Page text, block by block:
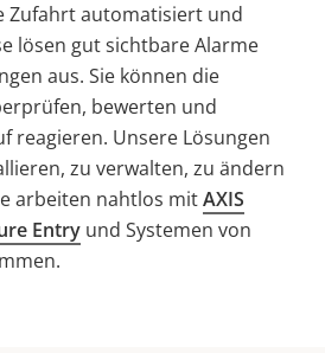
Zufahrt automatisiert und
lösen gut sichtbare Alarme
aus. Sie können die
bewerten und
reagieren. Unsere Lösungen
zu verwalten, zu ändern
arbeiten nahtlos mitAXIS
Entry und Systemen von